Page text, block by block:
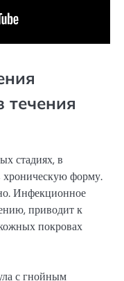
течения
стадиях, в
хроническую форму.
Инфекционное
приводит к
покровах
с гнойным